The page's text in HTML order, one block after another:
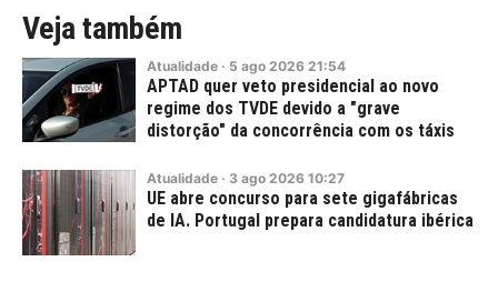
Veja também
Atualidade · 5 ago 2026 21:54
APTAD quer veto presidencial ao novo
regime dos TVDE devido a "grave
distorção" da concorrência com os táxis
Atualidade · 3 ago 2026 10:27
UE abre concurso para sete gigafábricas
de IA. Portugal prepara candidatura ibérica